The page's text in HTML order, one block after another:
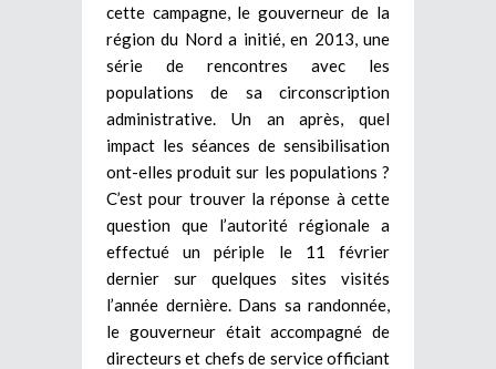
cette campagne, le gouverneur de la
région du Nord a initié, en 2013, une
série de rencontres avec les
populations de sa circonscription
administrative. Un an après, quel
impact les séances de sensibilisation
ont-elles produit sur les populations ?
C’est pour trouver la réponse à cette
question que l’autorité régionale a
effectué un périple le 11 février
dernier sur quelques sites visités
l’année dernière. Dans sa randonnée,
le gouverneur était accompagné de
directeurs et chefs de service officiant